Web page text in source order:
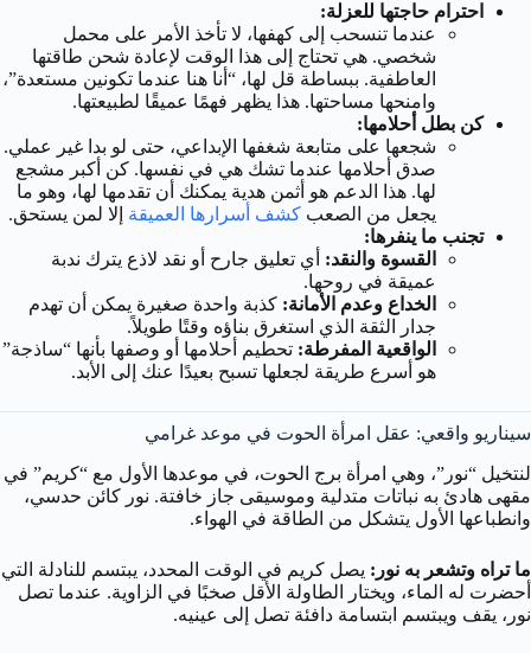
احترام حاجتها للعزلة:
عندما تنسحب إلى كهفها، لا تأخذ الأمر على محمل
شخصي. هي تحتاج إلى هذا الوقت لإعادة شحن طاقتها
العاطفية. ببساطة قل لها، “أنا هنا عندما تكونين مستعدة”،
وامنحها مساحتها. هذا يظهر فهمًا عميقًا لطبيعتها.
كن بطل أحلامها:
شجعها على متابعة شغفها الإبداعي، حتى لو بدا غير عملي.
صدق أحلامها عندما تشك هي في نفسها. كن أكبر مشجع
لها. هذا الدعم هو أثمن هدية يمكنك أن تقدمها لها، وهو ما
يجعل من الصعب كشف أسرارها العميقة إلا لمن يستحق.
تجنب ما ينفرها:
القسوة والنقد: أي تعليق جارح أو نقد لاذع يترك ندبة
عميقة في روحها.
الخداع وعدم الأمانة: كذبة واحدة صغيرة يمكن أن تهدم
جدار الثقة الذي استغرق بناؤه وقتًا طويلاً.
الواقعية المفرطة: تحطيم أحلامها أو وصفها بأنها “ساذجة”
هو أسرع طريقة لجعلها تسبح بعيدًا عنك إلى الأبد.
سيناريو واقعي: عقل امرأة الحوت في موعد غرامي
لنتخيل “نور”، وهي امرأة برج الحوت، في موعدها الأول مع “كريم” في
مقهى هادئ به نباتات متدلية وموسيقى جاز خافتة. نور كائن حدسي،
وانطباعها الأول يتشكل من الطاقة في الهواء.
ما تراه وتشعر به نور: يصل كريم في الوقت المحدد، يبتسم للنادلة التي
أحضرت له الماء، ويختار الطاولة الأقل صخبًا في الزاوية. عندما تصل
نور، يقف ويبتسم ابتسامة دافئة تصل إلى عينيه.